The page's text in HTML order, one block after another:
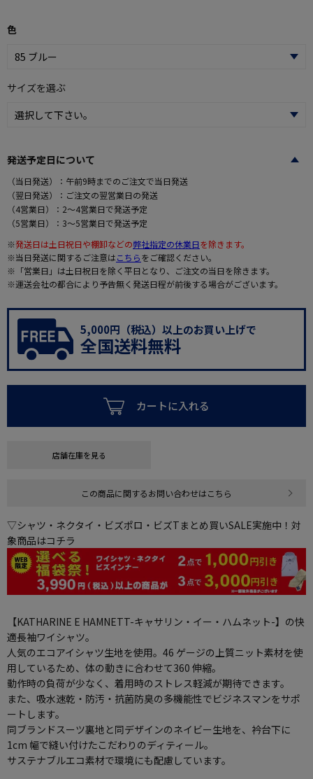
色
サイズを選ぶ
発送予定日について
（当日発送）：午前9時までのご注文で当日発送
（翌日発送）：ご注文の翌営業日の発送
（4営業日）：2～4営業日で発送予定
（5営業日）：3～5営業日で発送予定
※発送日は土日祝日や棚卸などの弊社指定の休業日を除きます。
※当日発送に関するご注意はこちらをご確認ください。
※「営業日」は土日祝日を除く平日となり、ご注文の当日を除きます。
※運送会社の都合により予告無く発送日程が前後する場合がございます。
5,000円（税込）以上のお買い上げで
全国送料無料
カートに入れる
店舗在庫を見る
この商品に関するお問い合わせはこちら
▽シャツ・ネクタイ・ビズポロ・ビズTまとめ買いSALE実施中！対
象商品はコチラ
【KATHARINE E HAMNETT-キャサリン・イー・ハムネット-】の快
適長袖ワイシャツ。
人気のエコアイシャツ生地を使用。46 ゲージの上質ニット素材を使
用しているため、体の動きに合わせて360 伸縮。
動作時の負荷が少なく、着用時のストレス軽減が期待できます。
また、吸水速乾・防汚・抗菌防臭の多機能性でビジネスマンをサポ
ートします。
同ブランドスーツ裏地と同デザインのネイビー生地を、衿台下に
1cm 幅で縫い付けたこだわりのディティール。
サステナブルエコ素材で環境にも配慮しています。